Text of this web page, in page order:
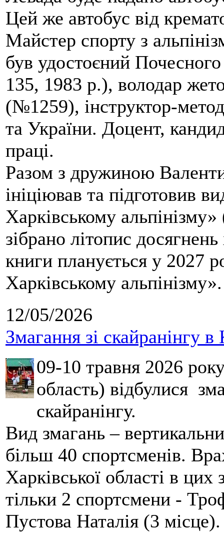
Цей же автобус від
Майстер спорту з
був удостоєний
135, 1983 р.), володар
(№1259), інструктор-
та України. Доцент,
праці.
Разом з дружиною
ініціював та підготовив
Харківському
зібрано літопис
книги планується у 2027
Харківському альпінізму».
12/05/2026
Змагання зі скайранінгу в
09-10 травня 2026
область) відбулися
скайранінгу.
Вид змагань –
більш 40 спортсменів.
Харківської області в
тільки 2 спортсмени -
Пустова Наталія (3 місце).